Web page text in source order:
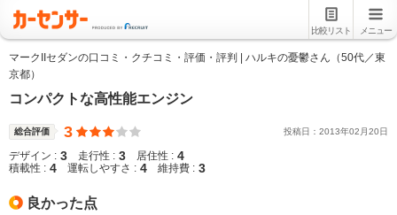
比較リスト メニュー
マークIIセダンの口コミ・クチコミ・評価・評判 | ハルキの憂鬱さん（50代／東
京都）
コンパクトな高性能エンジン
総合評価 3 投稿日： 2013年02 月20日
デザイン : 3 走行性 : 3 居住性 : 4
積載性 : 4 運転しやすさ : 4 維持費 : 3
良かった点